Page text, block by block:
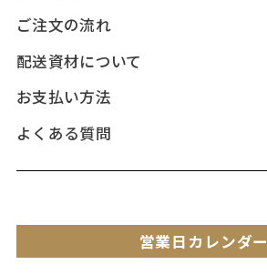
ご注文の流れ
配送資材について
お支払い方法
よくある質問
営業日カレンダー